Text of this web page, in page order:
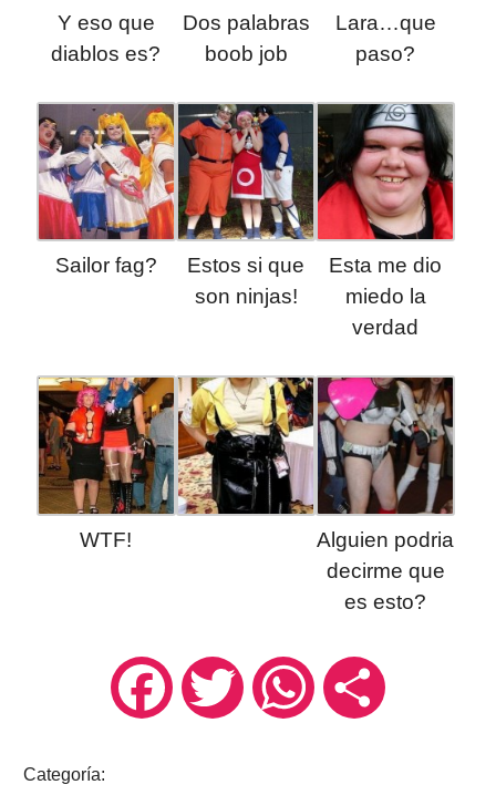
Y eso que
diablos es?
Dos palabras
boob job
Lara…que
paso?
Sailor fag?
Estos si que
son ninjas!
Esta me dio
miedo la
verdad
WTF!
Alguien podria
decirme que
es esto?
FacebookTwitter WhatsAppCompartir
Categoría: